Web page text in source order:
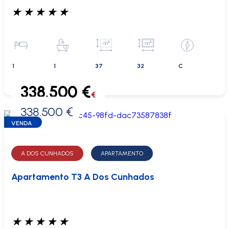
★ ★ ★ ★ ★
1 1 37 32 C
0 €
338.500 €€
338.500 €
VENDA
A DOS CUNHADOS APARTAMENTO
Apartamento T3 A Dos Cunhados
★ ★ ★ ★ ★